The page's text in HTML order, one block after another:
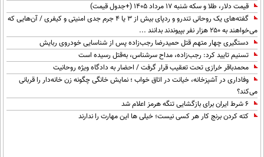
قیمت دلار، طلا و سکه شنبه ۱۷ مرداد ۱۴۰۵ (+جدول قیمت)
گفته‌های یک روحانی تندرو و ردپای بیش از ۳ یا ۴ جرم جدی امنیتی و کیفری / آن‌هایی که
می‌خواهند به ۲۵۰ هزار نفر بپیوندند بدانند ...
دستگیری چهار متهم قتل حمیدرضا رجب‌زاده پس از شناسایی خودروی ربایش
تسنیم تایید کرد: رجب‌زاده، مداح سرشناس، به‌قتل رسیده است
محمدباقر خرازی تحت تعقیب قرار گرفت / احضار به دادگاه ویژه روحانیت
وفاداری در آشپزخانه، خیانت در اتاق خواب ؛ نمایش خانگی چگونه زن خانه‌دار را قربانی
می‌کند؟
۶ شرط ایران برای بازگشایی تنگه هرمز اعلام شد
کته کردن برنج کار هر کسی نیست؛ خیلی ها این مهارت را ندارند